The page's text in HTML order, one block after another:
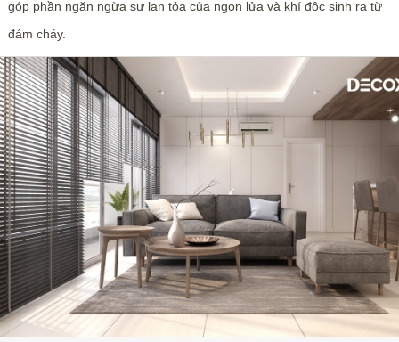
góp phần ngăn ngừa sự lan tỏa của ngọn lửa và khí độc sinh ra từ
đám cháy.